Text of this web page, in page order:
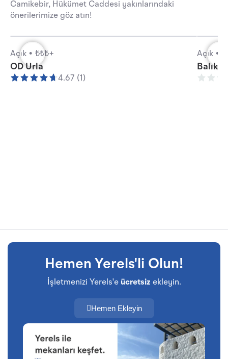
Camikebir, Hükümet Caddesi yakınlarındaki
önerilerimize göz atın!
Açık • ₺₺₺+
OD Urla
4.67 (1)
Açık •
Hemen Yerels'li Olun!
İşletmenizi Yerels'e ücretsiz ekleyin.
Hemen Ekleyin